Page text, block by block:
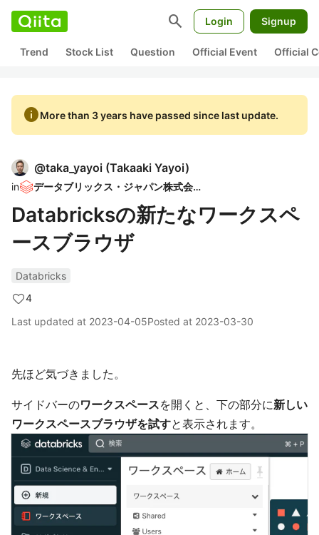
search Login Signup
Trend Stock List Question Official Event Official
infoMore than 3 years have passed since last update.
@taka_yayoi (Takaaki Yayoi)
in データブリックス・ジャパン株式会社
Databricksの新たなワークスペ
ースブラウザ
Databricks
4
Last updated at 2023-04-05Posted at 2023-03-30
先ほど気づきました。
サイドバーのワークスペースを開くと、下の部分に新しい
ワークスペースブラウザを試すと表示されます。